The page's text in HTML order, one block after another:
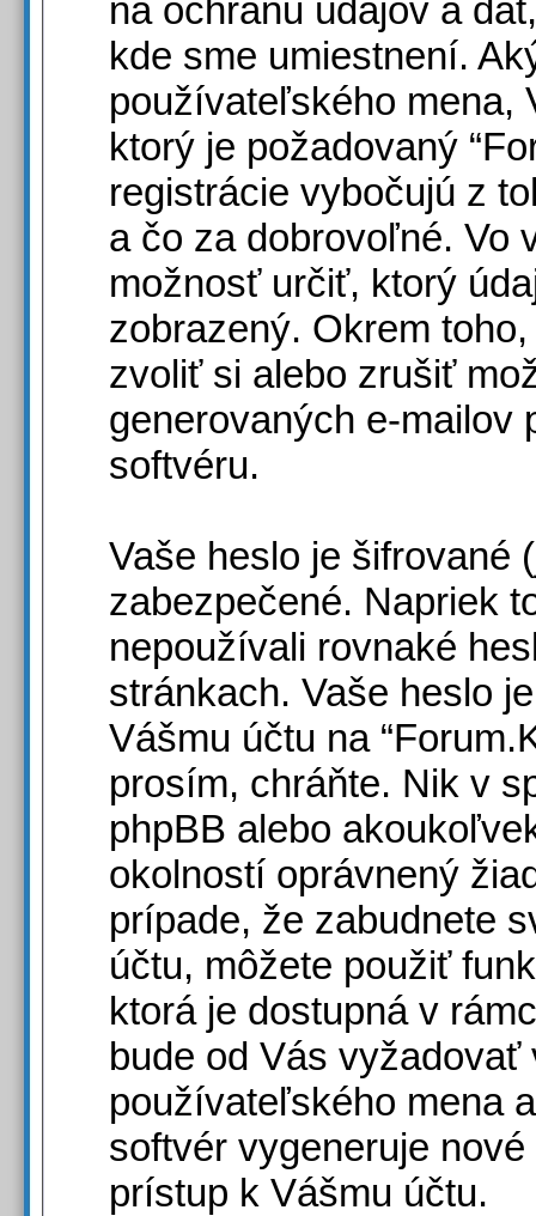
na ochranu údajov a
kde sme umiestnení.
používateľského mena,
ktorý je požadovaný
registrácie vybočujú z
a čo za dobrovoľné. Vo
možnosť určiť, ktorý
zobrazený. Okrem
zvoliť si alebo zrušiť
generovaných e-mailov
softvéru.
Vaše heslo je šifrované
zabezpečené. Napriek
nepoužívali rovnaké
stránkach. Vaše heslo
Vášmu účtu na
prosím, chráňte. Nik v
phpBB alebo
okolností oprávnený
prípade, že zabudnete
účtu, môžete použiť
ktorá je dostupná v
bude od Vás vyžadovať
používateľského mena
softvér vygeneruje
prístup k Vášmu účtu.